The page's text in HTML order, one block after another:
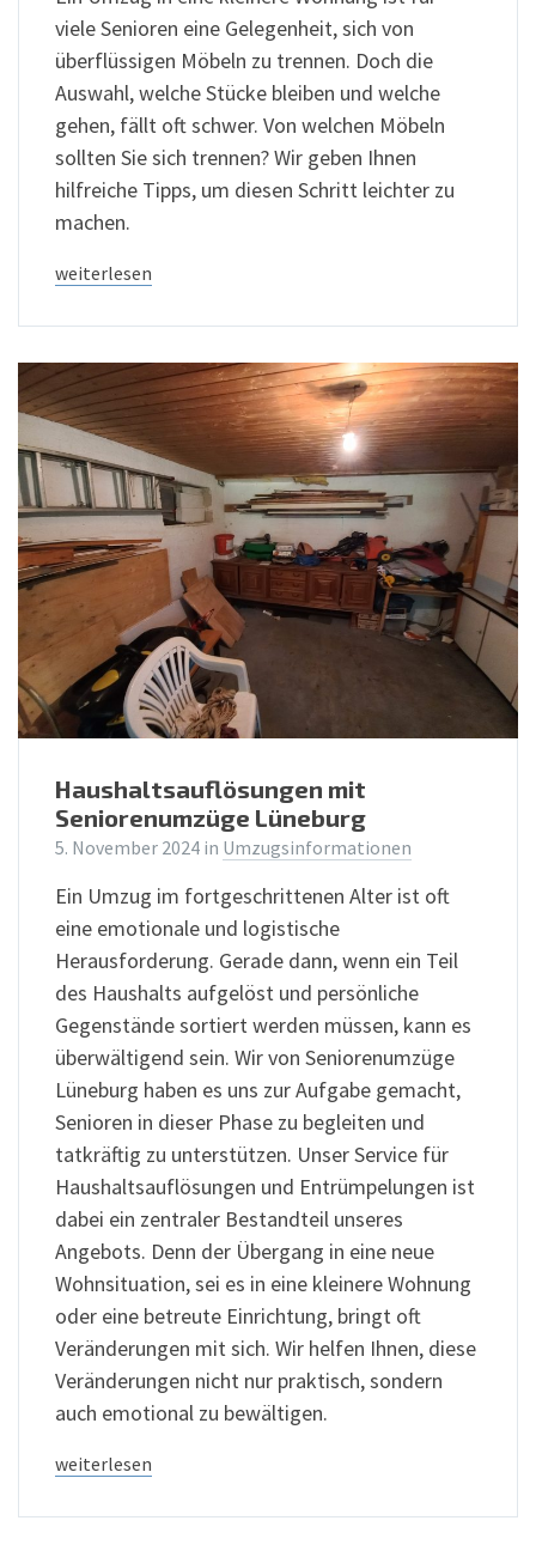
viele Senioren eine Gelegenheit, sich von
überflüssigen Möbeln zu trennen. Doch die
Auswahl, welche Stücke bleiben und welche
gehen, fällt oft schwer. Von welchen Möbeln
sollten Sie sich trennen? Wir geben Ihnen
hilfreiche Tipps, um diesen Schritt leichter zu
machen.
weiterlesen
Haushaltsauflösungen mit
Seniorenumzüge Lüneburg
5. November 2024 in Umzugsinformationen
Ein Umzug im fortgeschrittenen Alter ist oft
eine emotionale und logistische
Herausforderung. Gerade dann, wenn ein Teil
des Haushalts aufgelöst und persönliche
Gegenstände sortiert werden müssen, kann es
überwältigend sein. Wir von Seniorenumzüge
Lüneburg haben es uns zur Aufgabe gemacht,
Senioren in dieser Phase zu begleiten und
tatkräftig zu unterstützen. Unser Service für
Haushaltsauflösungen und Entrümpelungen ist
dabei ein zentraler Bestandteil unseres
Angebots. Denn der Übergang in eine neue
Wohnsituation, sei es in eine kleinere Wohnung
oder eine betreute Einrichtung, bringt oft
Veränderungen mit sich. Wir helfen Ihnen, diese
Veränderungen nicht nur praktisch, sondern
auch emotional zu bewältigen.
weiterlesen